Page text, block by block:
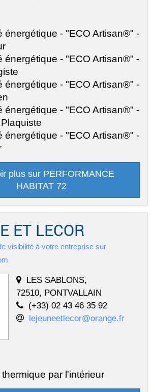
énergétique - "ECO Artisan®" -
énergétique - "ECO Artisan®" -
énergétique - "ECO Artisan®" -
énergétique - "ECO Artisan®" -
énergétique - "ECO Artisan®" -
plus sur PERFORMANCE
HABITAT 72
ET LECOR
visibilité à votre entreprise sur
LES SABLONS,
72510, PONTVALLAIN
(+33) 02 43 46 35 92
lejeuneetlecor@orange.fr
par l'intérieur